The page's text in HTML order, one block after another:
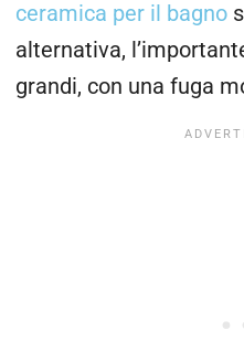
ceramica per il bagno
alternativa,
grandi, con una fuga